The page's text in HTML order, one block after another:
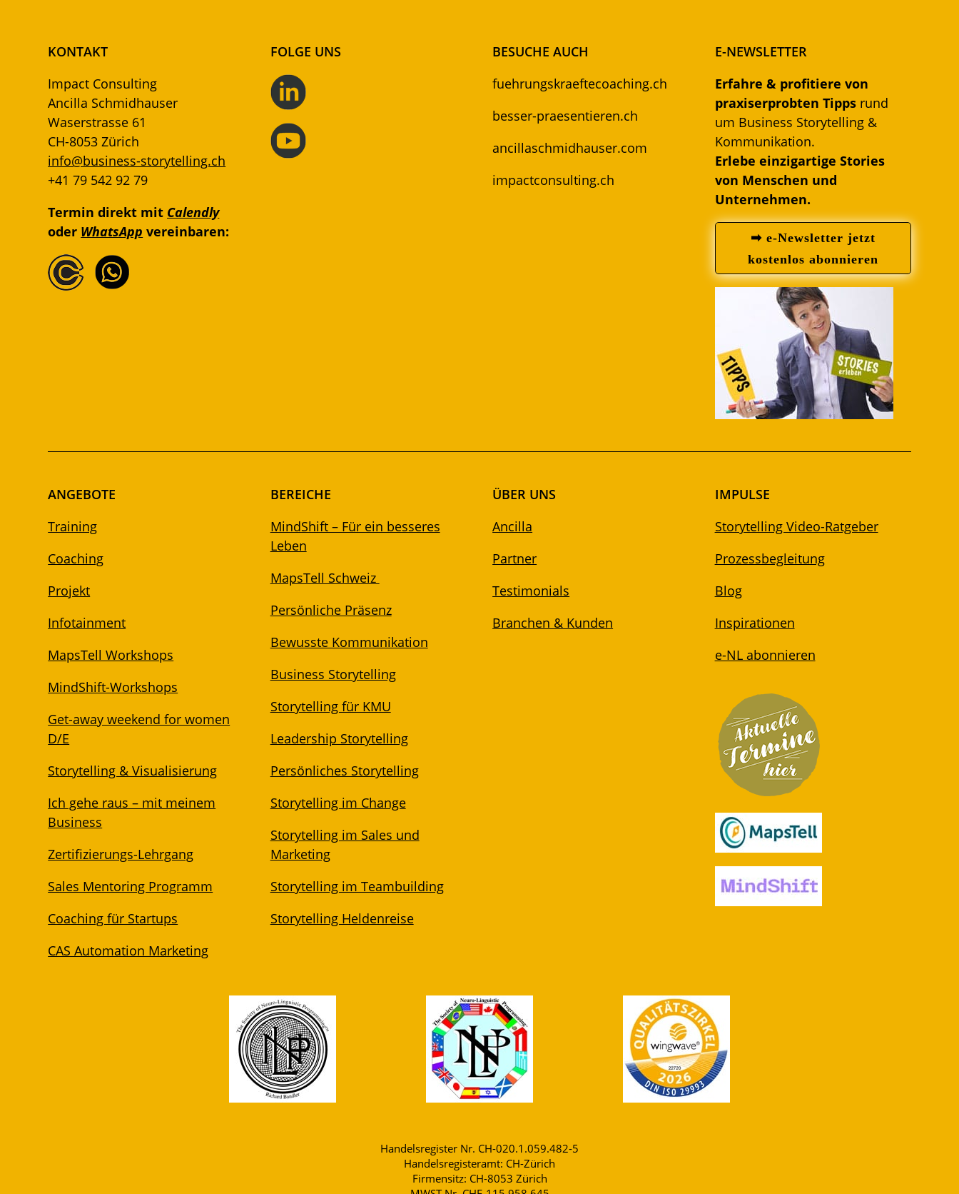
KONTAKT
Impact Consulting
Ancilla Schmidhauser
Waserstrasse 61
CH-8053 Zürich
info@business-storytelling.ch
+41 79 542 92 79
Termin direkt mit Calendly
oder WhatsApp vereinbaren:
FOLGE UNS
BESUCHE AUCH
fuehrungskraeftecoaching.ch
besser-praesentieren.ch
ancillaschmidhauser.com
impactconsulting.ch
E-NEWSLETTER
Erfahre & profitiere von
praxiserprobten Tippsrund
um Business Storytelling &
Kommunikation.
Erlebe einzigartige Stories
von Menschen und
Unternehmen.
➡ e-Newsletter jetzt
kostenlos abonnieren
ANGEBOTE
Training
Coaching
Projekt
Infotainment
MapsTell Workshops
MindShift-Workshops
Get-away weekend for women
D/E
Storytelling & Visualisierung
Ich gehe raus – mit meinem
Business
Zertifizierungs-Lehrgang
Sales Mentoring Programm
Coaching für Startups
CAS Automation Marketing
BEREICHE
MindShift – Für ein besseres
Leben
MapsTell Schweiz
Persönliche Präsenz
Bewusste Kommunikation
Business Storytelling
Storytelling für KMU
Leadership Storytelling
Persönliches Storytelling
Storytelling im Change
Storytelling im Sales und
Marketing
Storytelling im Teambuilding
Storytelling Heldenreise
ÜBER UNS
Ancilla
Partner
Testimonials
Branchen & Kunden
IMPULSE
Storytelling Video-Ratgeber
Prozessbegleitung
Blog
Inspirationen
e-NL abonnieren
Handelsregister Nr. CH-020.1.059.482-5
Handelsregisteramt: CH-Zürich
Firmensitz: CH-8053 Zürich